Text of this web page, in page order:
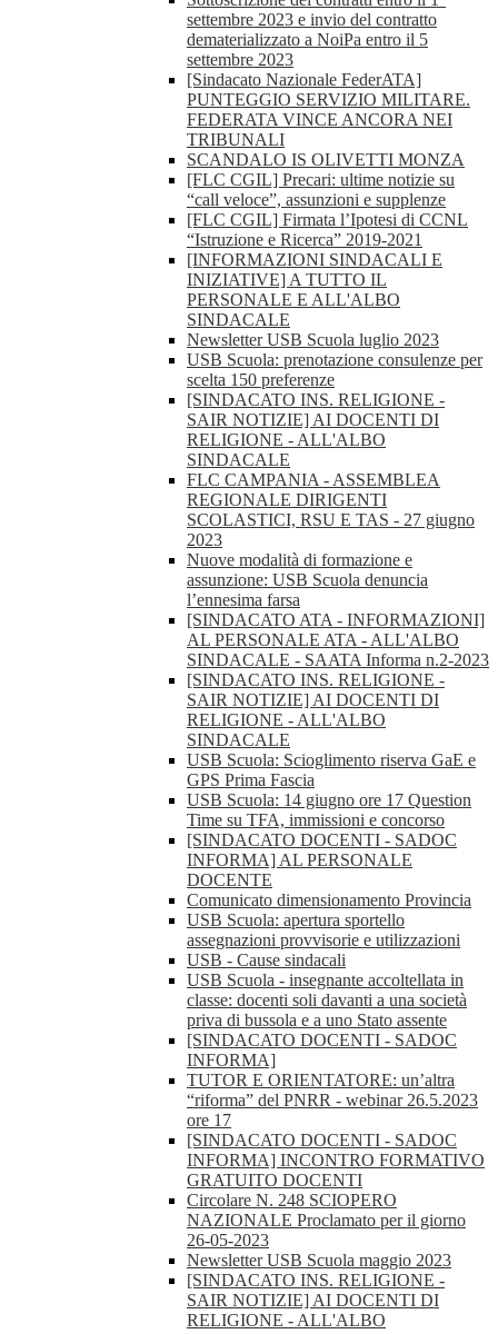
settembre 2023 e invio del contratto
dematerializzato a NoiPa entro il 5
settembre 2023
[Sindacato Nazionale FederATA]
PUNTEGGIO SERVIZIO MILITARE.
FEDERATA VINCE ANCORA NEI
TRIBUNALI
SCANDALO IS OLIVETTI MONZA
[FLC CGIL] Precari: ultime notizie su
“call veloce”, assunzioni e supplenze
[FLC CGIL] Firmata l’Ipotesi di CCNL
“Istruzione e Ricerca” 2019-2021
[INFORMAZIONI SINDACALI E
INIZIATIVE] A TUTTO IL
PERSONALE E ALL'ALBO
SINDACALE
Newsletter USB Scuola luglio 2023
USB Scuola: prenotazione consulenze per
scelta 150 preferenze
[SINDACATO INS. RELIGIONE -
SAIR NOTIZIE] AI DOCENTI DI
RELIGIONE - ALL'ALBO
SINDACALE
FLC CAMPANIA - ASSEMBLEA
REGIONALE DIRIGENTI
SCOLASTICI, RSU E TAS - 27 giugno
2023
Nuove modalità di formazione e
assunzione: USB Scuola denuncia
l’ennesima farsa
[SINDACATO ATA - INFORMAZIONI]
AL PERSONALE ATA - ALL'ALBO
SINDACALE - SAATA Informa n.2-2023
[SINDACATO INS. RELIGIONE -
SAIR NOTIZIE] AI DOCENTI DI
RELIGIONE - ALL'ALBO
SINDACALE
USB Scuola: Scioglimento riserva GaE e
GPS Prima Fascia
USB Scuola: 14 giugno ore 17 Question
Time su TFA, immissioni e concorso
[SINDACATO DOCENTI - SADOC
INFORMA] AL PERSONALE
DOCENTE
Comunicato dimensionamento Provincia
USB Scuola: apertura sportello
assegnazioni provvisorie e utilizzazioni
USB - Cause sindacali
USB Scuola - insegnante accoltellata in
classe: docenti soli davanti a una società
priva di bussola e a uno Stato assente
[SINDACATO DOCENTI - SADOC
INFORMA]
TUTOR E ORIENTATORE: un’altra
“riforma” del PNRR - webinar 26.5.2023
ore 17
[SINDACATO DOCENTI - SADOC
INFORMA] INCONTRO FORMATIVO
GRATUITO DOCENTI
Circolare N. 248 SCIOPERO
NAZIONALE Proclamato per il giorno
26-05-2023
Newsletter USB Scuola maggio 2023
[SINDACATO INS. RELIGIONE -
SAIR NOTIZIE] AI DOCENTI DI
RELIGIONE - ALL'ALBO